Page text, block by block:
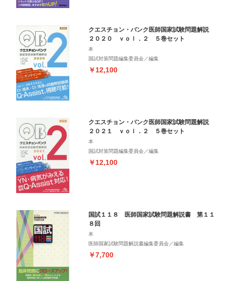
クエスチョン・バンク医師国家試験問題解説
２０２０ ｖｏｌ．２ ５巻セット
本
国試対策問題編集委員会／編集
￥12,100
クエスチョン・バンク医師国家試験問題解説
２０２１ ｖｏｌ．２ ５巻セット
本
国試対策問題編集委員会／編集
￥12,100
国試１１８ 医師国家試験問題解説書 第１１
８回
本
医師国家試験問題解説書編集委員会／編集
￥7,700